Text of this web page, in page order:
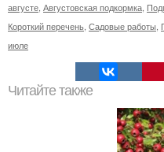
августе Августовская подкормка
Короткий перечень Садовые работы
июле
Читайте также